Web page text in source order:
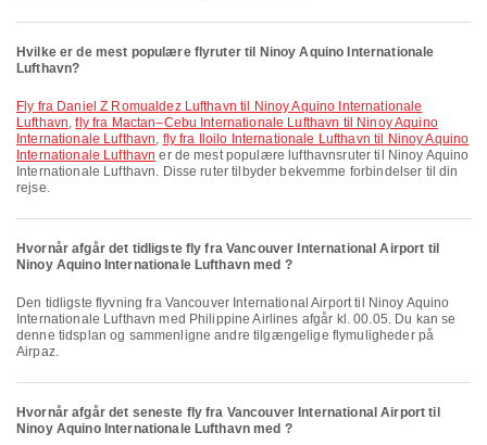
Hvilke er de mest populære flyruter til Ninoy Aquino Internationale
Lufthavn?
fly fra Daniel Z Romualdez Lufthavn til Ninoy Aquino Internationale
Lufthavn,fly fra Mactan–Cebu Internationale Lufthavn til Ninoy Aquino
Internationale Lufthavn, fly fra Iloilo Internationale Lufthavn til Ninoy Aquino
Internationale Lufthavn er de mest populære lufthavnsruter til Ninoy Aquino
Internationale Lufthavn. Disse ruter tilbyder bekvemme forbindelser til din
rejse.
Hvornår afgår det tidligste fly fra Vancouver International Airport til
Ninoy Aquino Internationale Lufthavn med ?
Den tidligste flyvning fra Vancouver International Airport til Ninoy Aquino
Internationale Lufthavn med Philippine Airlines afgår kl. 00.05. Du kan se
denne tidsplan og sammenligne andre tilgængelige flymuligheder på
Airpaz.
Hvornår afgår det seneste fly fra Vancouver International Airport til
Ninoy Aquino Internationale Lufthavn med ?